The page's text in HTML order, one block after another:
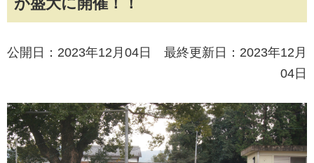
公開日：2023年12月04日 最終更新日：2023年12月
04日